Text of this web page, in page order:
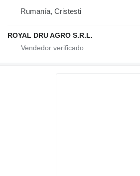
Rumanía, Cristesti
ROYAL DRU AGRO S.R.L.